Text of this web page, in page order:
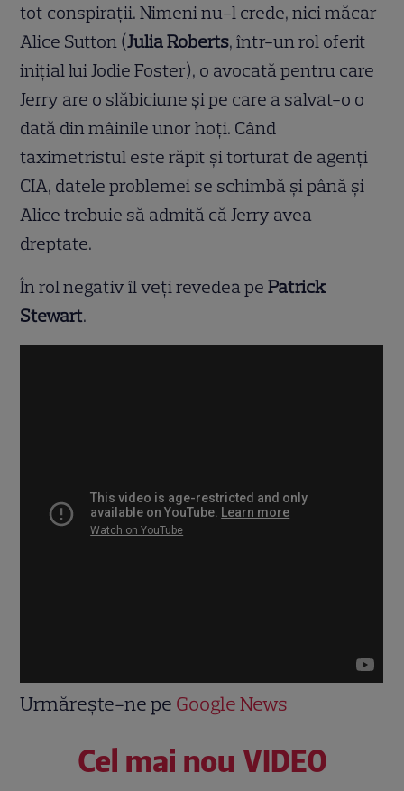
tot conspiraţii. Nimeni nu-l crede, nici măcar
Alice Sutton (Julia Roberts, într-un rol oferit
iniţial lui Jodie Foster), o avocată pentru care
Jerry are o slăbiciune şi pe care a salvat-o o
dată din mâinile unor hoţi. Când
taximetristul este răpit şi torturat de agenţi
CIA, datele problemei se schimbă şi până şi
Alice trebuie să admită că Jerry avea
dreptate.
În rol negativ îl veţi revedea pePatrick
Stewart.
Urmărește-ne pe Google News
Cel mai nou VIDEO